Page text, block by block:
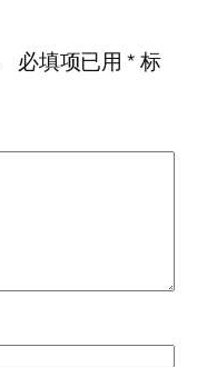
必填项已用*标